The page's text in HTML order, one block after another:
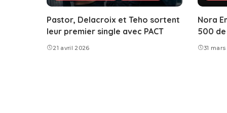
Pastor, Delacroix et Teho sortent
leur premier single avec PACT
21 avril 2026
Nora
500
31